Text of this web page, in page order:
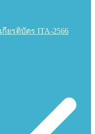
ยรติบัตร ITA-2566